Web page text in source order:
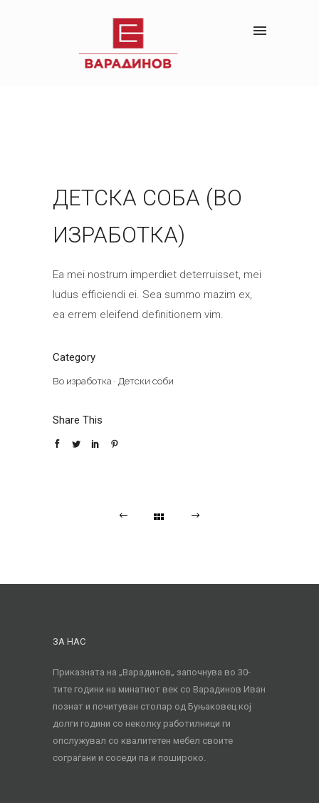
ДЕТСКА СОБА (ВО
ИЗРАБОТКА)
Ea mei nostrum imperdiet deterruisset, mei
ludus efficiendi ei. Sea summo mazim ex,
ea errem eleifend definitionem vim.
Category
Во изработка · Детски соби
Share This
ЗА НАС
Приказната на „Варадинов„ започнува во 30-
тите години на минатиот век со Варадинов Иван
познат и почитуван столар од Буњаковец кој
долги години со неколку работилници ги
опслужувал со квалитетен мебел своите
сограѓани и соседи па и пошироко.